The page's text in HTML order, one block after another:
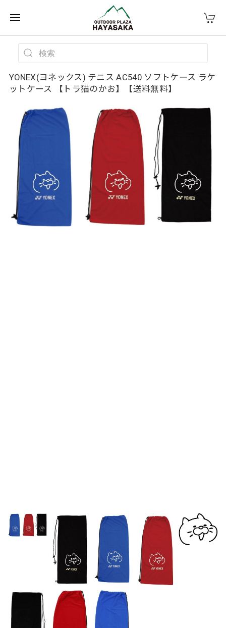
YONEX(ヨネックス) テニス AC540 ソフトケース ラケ
ットケース 【トラ猫のかお】【送料無料】